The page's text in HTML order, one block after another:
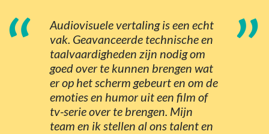
“
Audiovisuele vertaling is een echt
vak. Geavanceerde technische en
taalvaardigheden zijn nodig om
goed over te kunnen brengen wat
er op het scherm gebeurt en om de
emoties en humor uit een film of
tv-serie over te brengen. Mijn
team en ik stellen al ons talent en
”